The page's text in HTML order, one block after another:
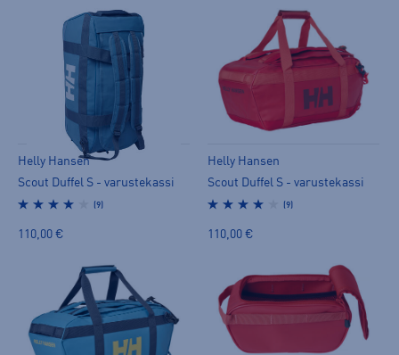
Helly Hansen
Scout Duffel S - varustekassi
(9)
110,00 €
Helly Hansen
Scout Duffel S - varustekassi
(9)
110,00 €